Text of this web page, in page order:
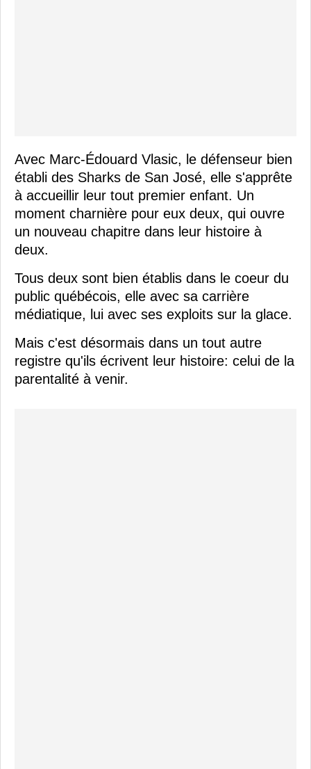
Avec Marc-Édouard Vlasic, le défenseur bien
établi des Sharks de San José, elle s'apprête
à accueillir leur tout premier enfant. Un
moment charnière pour eux deux, qui ouvre
un nouveau chapitre dans leur histoire à
deux.
Tous deux sont bien établis dans le coeur du
public québécois, elle avec sa carrière
médiatique, lui avec ses exploits sur la glace.
Mais c'est désormais dans un tout autre
registre qu'ils écrivent leur histoire: celui de la
parentalité à venir.